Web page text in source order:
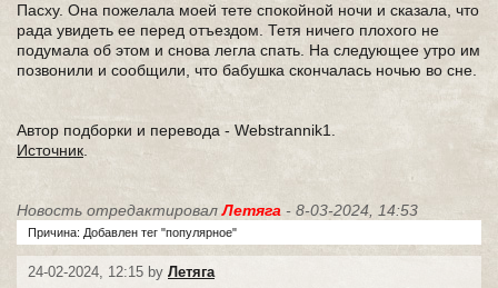
Пасху. Она пожелала моей тете спокойной ночи и сказала, что
рада увидеть ее перед отъездом. Тетя ничего плохого не
подумала об этом и снова легла спать. На следующее утро им
позвонили и сообщили, что бабушка скончалась ночью во сне.
Автор подборки и перевода - Webstrannik1.
Источник
Новость отредактировалЛетяга - 8-03-2024, 14:53
Причина: Добавлен тег "популярное"
24-02-2024, 12:15 by Летяга